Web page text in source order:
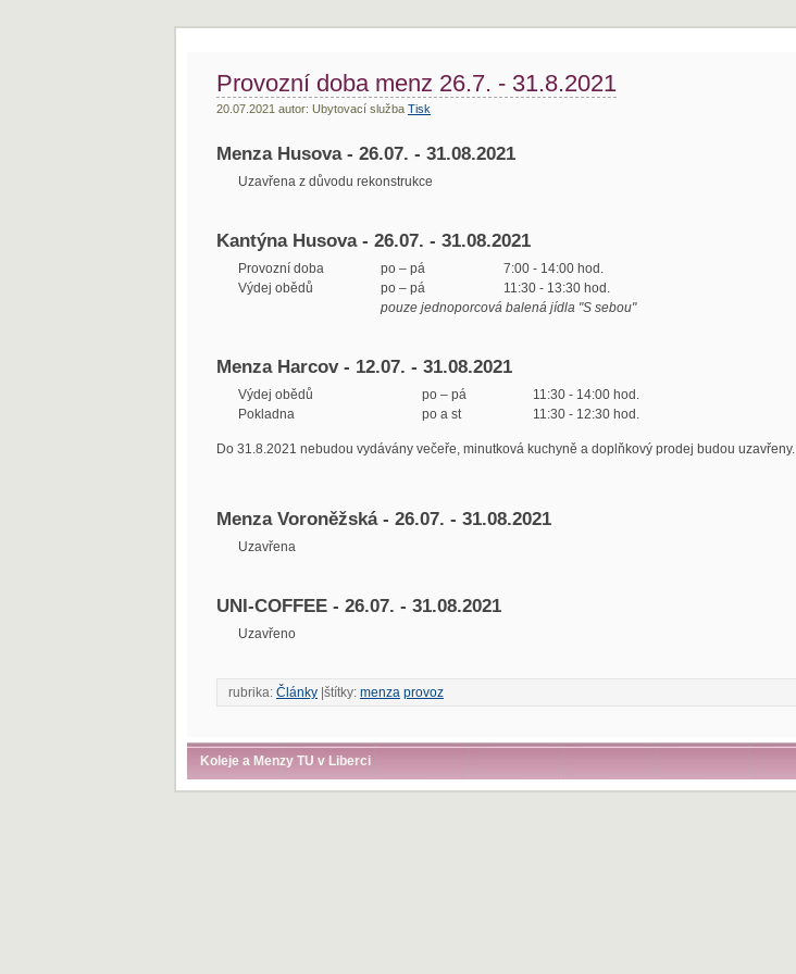
Provozní doba menz 26.7. - 31.8.2021
20.07.2021 autor: Ubytovací služba Tisk
Menza Husova - 26.07. - 31.08.2021
Uzavřena z důvodu rekonstrukce
Kantýna Husova - 26.07. - 31.08.2021
Provozní doba po – pá
7:00 - 14:00 hod.
Výdej obědů
po – pá
11:30 - 13:30 hod.
pouze jednoporcová balená jídla "S sebou"
Menza Harcov - 12.07. - 31.08.2021
Výdej obědů po – pá
11:30 - 14:00 hod.
Pokladna
po a st 11:30 - 12:30 hod.
Do 31.8.2021 nebudou vydávány večeře, minutková kuchyně a doplňkový prodej budou uzavřeny.
Menza Voroněžská - 26.07. - 31.08.2021
Uzavřena
UNI-COFFEE - 26.07. - 31.08.2021
Uzavřeno
rubrika: Články |štítky: menza provoz
Koleje a Menzy TU v Liberci